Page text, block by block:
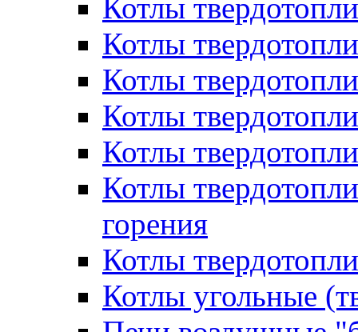
Котлы
Котлы
Котлы
Котлы
Котлы
Котлы
горения
Котлы
Котлы угольные